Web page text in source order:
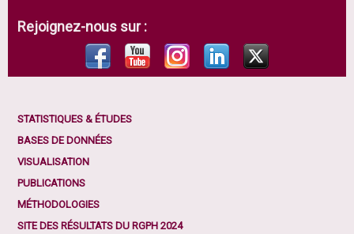
Rejoignez-nous sur :
STATISTIQUES & ÉTUDES
BASES DE DONNÉES
VISUALISATION
PUBLICATIONS
MÉTHODOLOGIES
SITE DES RÉSULTATS DU RGPH 2024